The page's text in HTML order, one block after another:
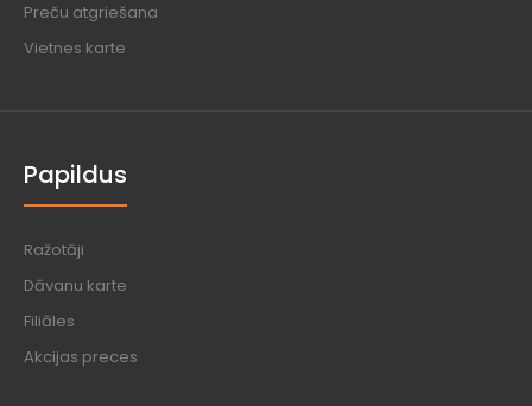
Preču atgriešana
Vietnes karte
Papildus
Ražotāji
Dāvanu karte
Filiāles
Akcijas preces